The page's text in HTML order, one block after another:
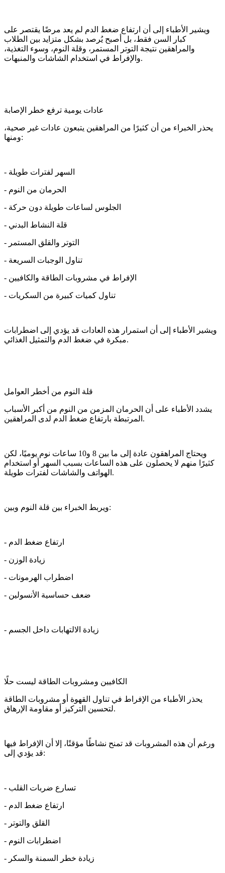
ويشير الأطباء إلى أن ارتفاع ضغط الدم لم يعد مرضًا يقتصر على
كبار السن فقط، بل أصبح يُرصد بشكل متزايد بين الطلاب
والمراهقين نتيجة التوتر المستمر، وقلة النوم، وسوء التغذية،
والإفراط في استخدام الشاشات والمنبهات.
عادات يومية ترفع خطر الإصابة
يحذر الخبراء من أن كثيرًا من المراهقين يتبعون عادات غير صحية،
ومنها:
- السهر لفترات طويلة
- الحرمان من النوم
- الجلوس لساعات طويلة دون حركة
- قلة النشاط البدني
- التوتر والقلق المستمر
- تناول الوجبات السريعة
- الإفراط في مشروبات الطاقة والكافيين
- تناول كميات كبيرة من السكريات
ويشير الأطباء إلى أن استمرار هذه العادات قد يؤدي إلى اضطرابات
مبكرة في ضغط الدم والتمثيل الغذائي.
قلة النوم من أخطر العوامل
يشدد الأطباء على أن الحرمان المزمن من النوم من أكبر الأسباب
المرتبطة بارتفاع ضغط الدم لدى المراهقين.
ويحتاج المراهقون عادة إلى ما بين 8 و10 ساعات نوم يوميًا، لكن
كثيرًا منهم لا يحصلون على هذه الساعات بسبب السهر أو استخدام
الهواتف والشاشات لفترات طويلة.
ويربط الخبراء بين قلة النوم وبين:
- ارتفاع ضغط الدم
- زيادة الوزن
- اضطراب الهرمونات
- ضعف حساسية الأنسولين
- زيادة الالتهابات داخل الجسم
الكافيين ومشروبات الطاقة ليست حلًا
يحذر الأطباء من الإفراط في تناول القهوة أو مشروبات الطاقة
لتحسين التركيز أو مقاومة الإرهاق.
ورغم أن هذه المشروبات قد تمنح نشاطًا مؤقتًا، إلا أن الإفراط فيها
قد يؤدي إلى:
- تسارع ضربات القلب
- ارتفاع ضغط الدم
- القلق والتوتر
- اضطرابات النوم
- زيادة خطر السمنة والسكر